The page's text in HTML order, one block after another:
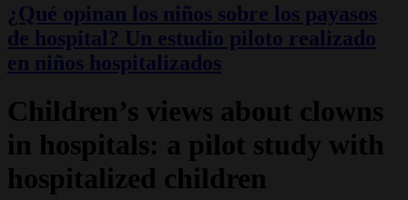
¿Qué opinan los niños sobre los payasos
de hospital? Un estudio piloto realizado
en niños hospitalizados
Children’s views about clowns
in hospitals: a pilot study with
hospitalized children